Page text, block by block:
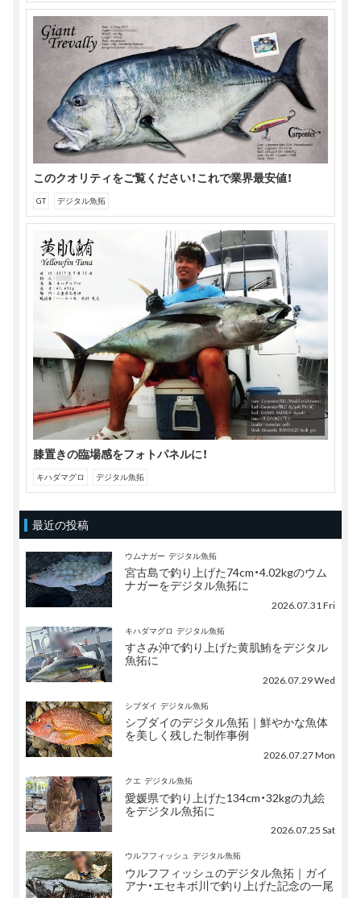
このクオリティをご覧ください！これで業界最安値！
GT デジタル魚拓
膝置きの臨場感をフォトパネルに！
キハダマグロ デジタル魚拓
最近の投稿
ウムナガー デジタル魚拓
宮古島で釣り上げた74cm・4.02kgのウム
ナガーをデジタル魚拓に
2026.07.31 Fri
キハダマグロ デジタル魚拓
すさみ沖で釣り上げた黄肌鮪をデジタル
魚拓に
2026.07.29 Wed
シブダイ デジタル魚拓
シブダイのデジタル魚拓｜鮮やかな魚体
を美しく残した制作事例
2026.07.27 Mon
クエ デジタル魚拓
愛媛県で釣り上げた134cm・32kgの九絵
をデジタル魚拓に
2026.07.25 Sat
ウルフフィッシュ デジタル魚拓
ウルフフィッシュのデジタル魚拓｜ガイ
アナ・エセキボ川で釣り上げた記念の一尾